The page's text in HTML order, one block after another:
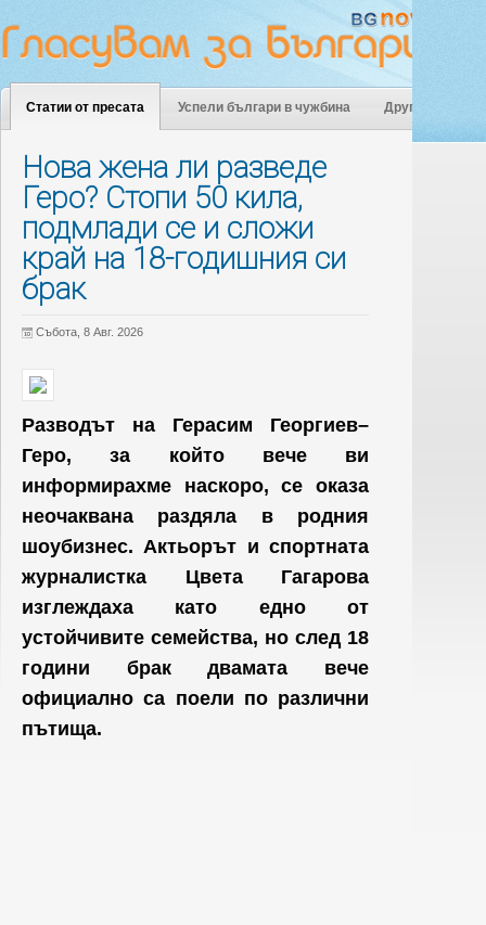
Статии от пресата Успели българи в чужбина Други
Нова жена ли разведе
Геро? Стопи 50 кила,
подмлади се и сложи
край на 18-годишния си
брак
Събота, 8 Авг. 2026
Разводът на Герасим Георгиев–
Геро, за който вече ви
информирахме наскоро, се оказа
неочаквана раздяла в родния
шоубизнес. Актьорът и спортната
журналистка Цвета Гагарова
изглеждаха като едно от
устойчивите семейства, но след 18
години брак двамата вече
официално са поели по различни
пътища.